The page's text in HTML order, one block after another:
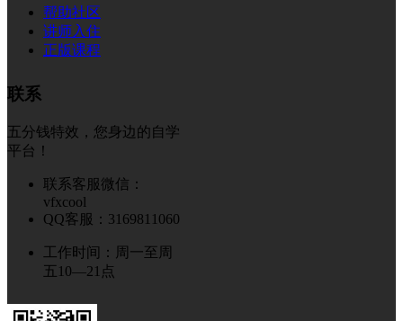
帮助社区
讲师入住
正版课程
联系
五分钱特效，您身边的自学
平台！
联系客服微信：
vfxcool
QQ客服：3169811060
工作时间：周一至周
五10—21点